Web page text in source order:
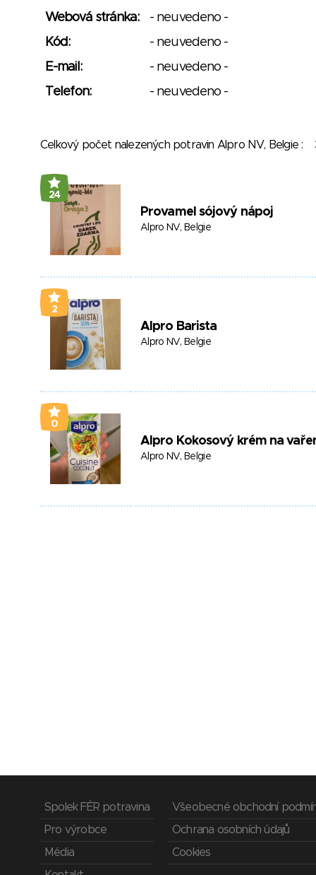
Webová stránka:
- neuvedeno -
Kód:
- neuvedeno -
E-mail:
- neuvedeno -
Telefon:
- neuvedeno -
Celkový počet nalezených potravin Alpro NV, Belgie :
24
Provamel sójový nápoj
Alpro NV, Belgie
2
Alpro Barista
Alpro NV, Belgie
0
Alpro Kokosový krém na
Alpro NV, Belgie
Spolek FÉR potravina
Pro výrobce
Média
Všeobecné obchodní
Ochrana osobních údajů
Cookies